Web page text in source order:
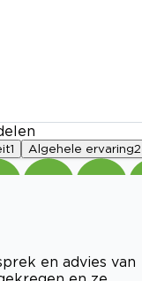
1 Algehele ervaring2
en advies van